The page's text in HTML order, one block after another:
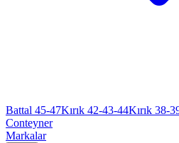
Battal 45-47Kırık 42-43-44Kırık 38-
Conteyner
Markalar